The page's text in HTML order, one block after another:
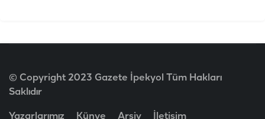
© Copyright 2023 Gazete İpekyol Tüm Hakları
Saklıdır
Yazarlarımız Künye Arşiv İletişim